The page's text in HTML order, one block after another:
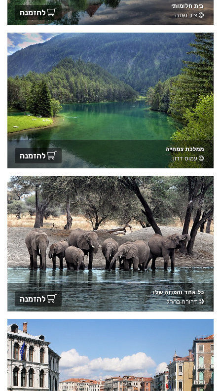
בית חלומותי
ציון זאנה
להזמנה
ממלכת צמחייה
עמוס דדון
להזמנה
כל אחד והפוזה שלו
דרורה בהרל
להזמנה